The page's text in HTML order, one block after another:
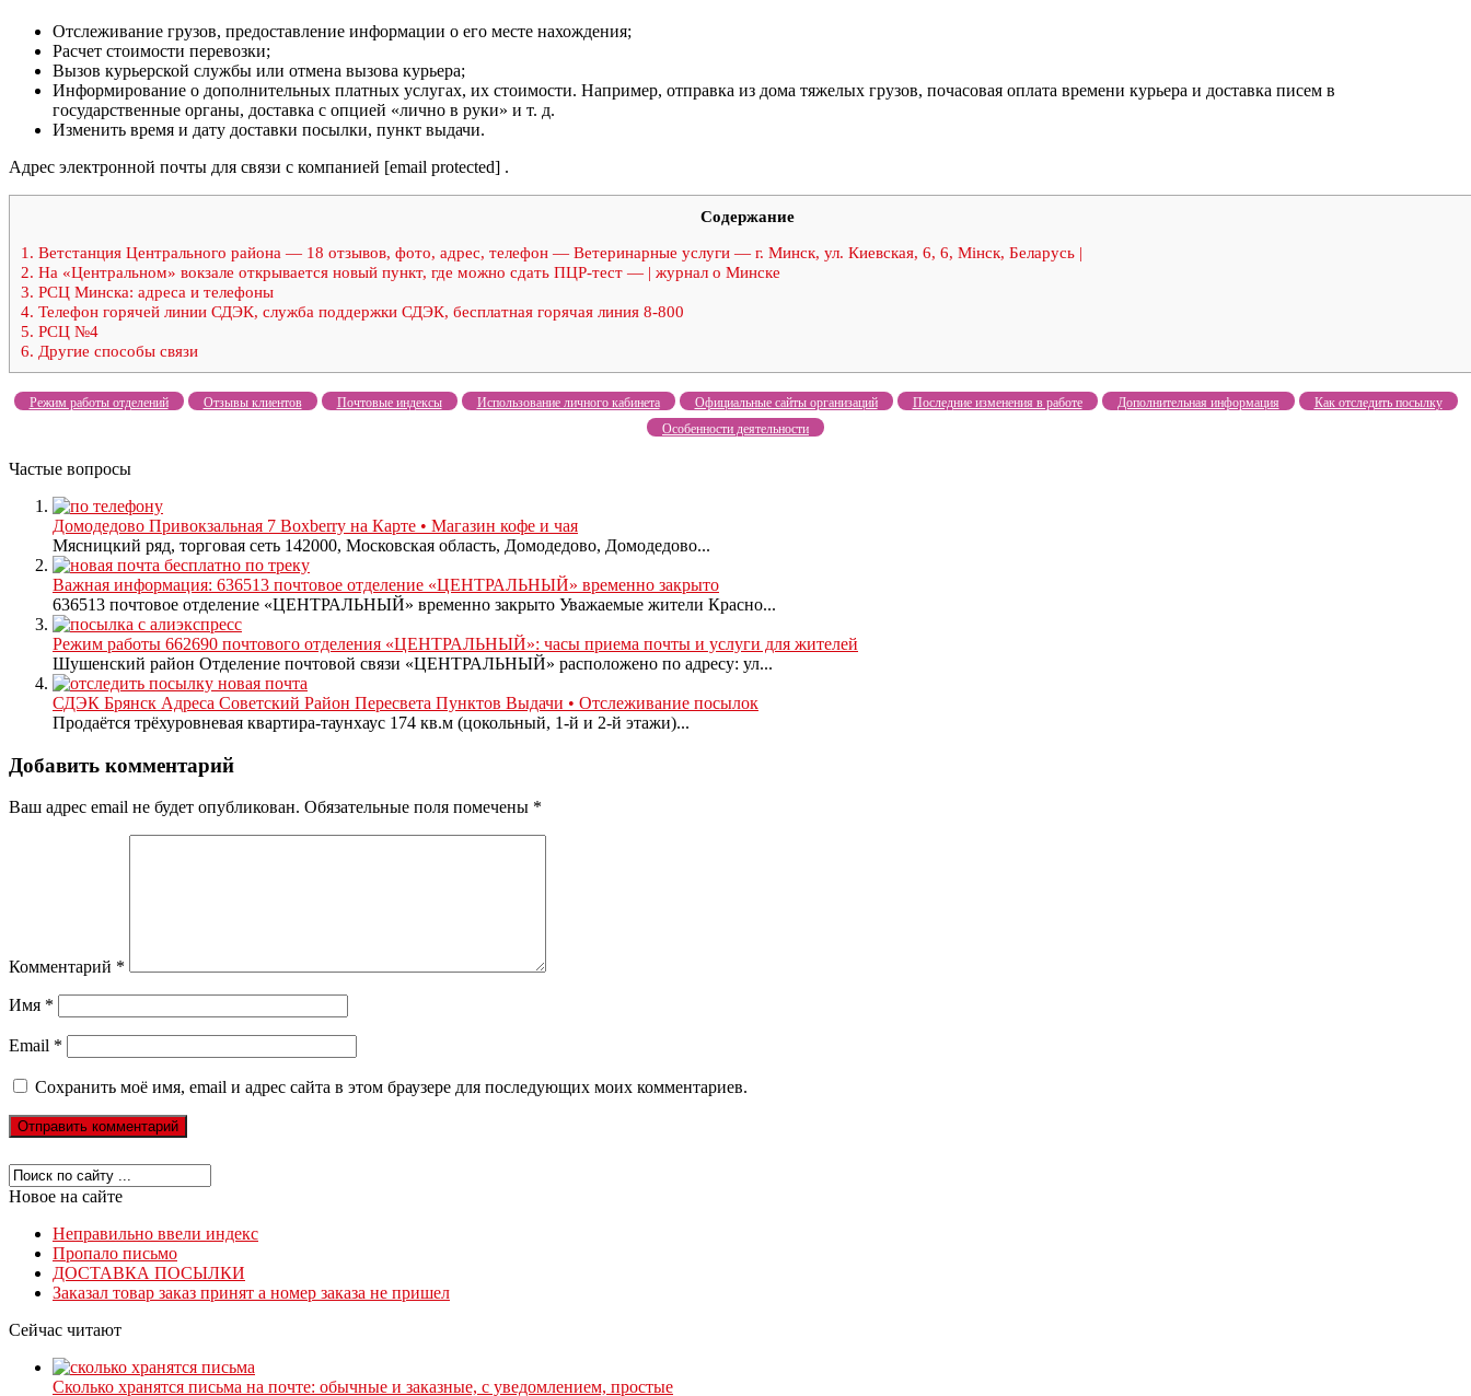
Отслеживание грузов, предоставление информации о его месте нахождения;
Расчет стоимости перевозки;
Вызов курьерской службы или отмена вызова курьера;
Информирование о дополнительных платных услугах, их стоимости. Например, отправка из дома тяжелых грузов, почасовая оплата времени курьера и доставка писем в
государственные органы, доставка с опцией «лично в руки» и т. д.
Изменить время и дату доставки посылки, пункт выдачи.
Адрес электронной почты для связи с компанией [email protected] .
Содержание
1. Ветстанция Центрального района — 18 отзывов, фото, адрес, телефон — Ветеринарные услуги — г. Минск, ул. Киевская, 6, 6, Мінск, Беларусь |
2. На «Центральном» вокзале открывается новый пункт, где можно сдать ПЦР-тест — | журнал о Минске
3. РСЦ Минска: адреса и телефоны
4. Телефон горячей линии СДЭК, служба поддержки СДЭК, бесплатная горячая линия 8-800
5. РСЦ №4
6. Другие способы связи
Режим работы отделений Отзывы клиентов Почтовые индексы Использование личного кабинета Официальные сайты организаций Последние изменения в работе Дополнительная информация
Как отследить посылку
Особенности деятельности
Частые вопросы
Домодедово Привокзальная 7 Boxberry на Карте • Магазин кофе и чая
Мясницкий ряд, торговая сеть 142000, Московская область, Домодедово, Домодедово...
Важная информация: 636513 почтовое отделение «ЦЕНТРАЛЬНЫЙ» временно закрыто
636513 почтовое отделение «ЦЕНТРАЛЬНЫЙ» временно закрыто Уважаемые жители Красно...
Режим работы 662690 почтового отделения «ЦЕНТРАЛЬНЫЙ»: часы приема почты и услуги для жителей
Шушенский район Отделение почтовой связи «ЦЕНТРАЛЬНЫЙ» расположено по адресу: ул...
СДЭК Брянск Адреса Советский Район Пересвета Пунктов Выдачи • Отслеживание посылок
Продаётся трёхуровневая квартира-таунхаус 174 кв.м (цокольный, 1-й и 2-й этажи)...
Добавить комментарий
Ваш адрес email не будет опубликован. Обязательные поля помечены *
Комментарий *
Имя *
Email *
Сохранить моё имя, email и адрес сайта в этом браузере для последующих моих комментариев.
Новое на сайте
Неправильно ввели индекс
Пропало письмо
ДОСТАВКА ПОСЫЛКИ
Заказал товар заказ принят а номер заказа не пришел
Сейчас читают
Сколько хранятся письма на почте: обычные и заказные, с уведомлением, простые